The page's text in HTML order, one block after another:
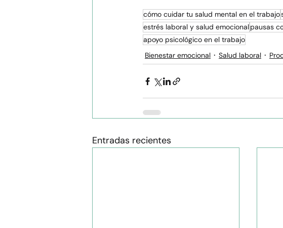
cómo cuidar tu salud mental en el trabajo
estrés laboral y salud emocionalpausas
apoyo psicológico en el trabajo
Bienestar emocional
Salud laboral
Entradas recientes